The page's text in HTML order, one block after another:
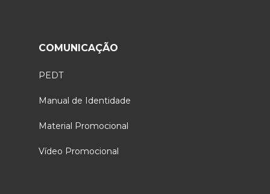
COMUNICAÇÃO
PEDT
Manual de Identidade
Material Promocional
Vídeo Promocional